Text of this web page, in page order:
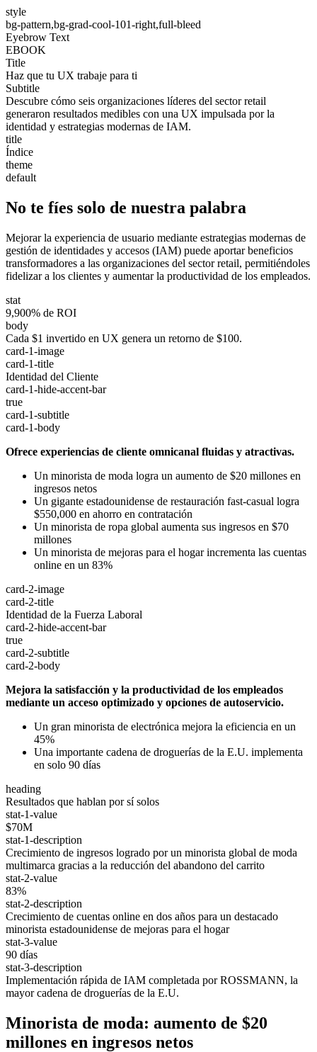
style
bg-pattern,bg-grad-cool-101-right,full-bleed
Eyebrow Text
EBOOK
Title
Haz que tu UX trabaje para ti
Subtitle
Descubre cómo seis organizaciones líderes del sector retail
generaron resultados medibles con una UX impulsada por la
identidad y estrategias modernas de IAM.
title
Índice
theme
default
No te fíes solo de nuestra palabra
Mejorar la experiencia de usuario mediante estrategias modernas de
gestión de identidades y accesos (IAM) puede aportar beneficios
transformadores a las organizaciones del sector retail, permitiéndoles
fidelizar a los clientes y aumentar la productividad de los empleados.
stat
9,900% de ROI
body
Cada $1 invertido en UX genera un retorno de $100.
card-1-image
card-1-title
Identidad del Cliente
card-1-hide-accent-bar
true
card-1-subtitle
card-1-body
Ofrece experiencias de cliente omnicanal fluidas y atractivas.
Un minorista de moda logra un aumento de $20 millones en
ingresos netos
Un gigante estadounidense de restauración fast-casual logra
$550,000 en ahorro en contratación
Un minorista de ropa global aumenta sus ingresos en $70
millones
Un minorista de mejoras para el hogar incrementa las cuentas
online en un 83%
card-2-image
card-2-title
Identidad de la Fuerza Laboral
card-2-hide-accent-bar
true
card-2-subtitle
card-2-body
Mejora la satisfacción y la productividad de los empleados
mediante un acceso optimizado y opciones de autoservicio.
Un gran minorista de electrónica mejora la eficiencia en un
45%
Una importante cadena de droguerías de la E.U. implementa
en solo 90 días
heading
Resultados que hablan por sí solos
stat-1-value
$70M
stat-1-description
Crecimiento de ingresos logrado por un minorista global de moda
multimarca gracias a la reducción del abandono del carrito
stat-2-value
83%
stat-2-description
Crecimiento de cuentas online en dos años para un destacado
minorista estadounidense de mejoras para el hogar
stat-3-value
90 días
stat-3-description
Implementación rápida de IAM completada por ROSSMANN, la
mayor cadena de droguerías de la E.U.
Minorista de moda: aumento de $20
millones en ingresos netos